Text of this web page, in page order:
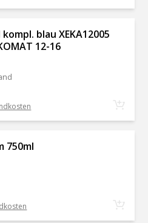
blau XEKA12005
12-16
750ml